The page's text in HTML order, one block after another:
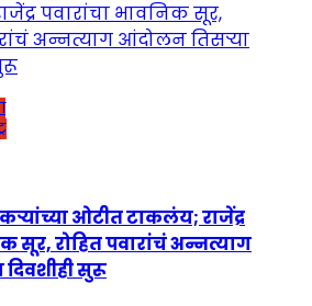
ओटीत टाकलंय; राजेंद्र
सूर, रोहित पवारांचं अन्नत्याग
सुरू